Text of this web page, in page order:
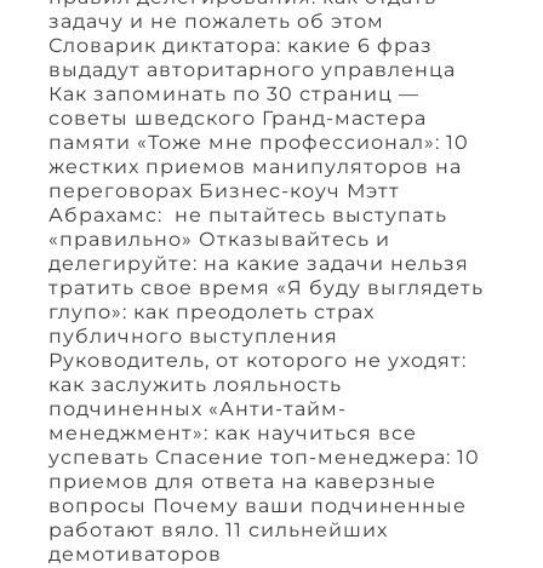
задачу и не пожалеть об этом
Словарик диктатора: какие 6 фраз
выдадут авторитарного управленца
Как запоминать по 30 страниц —
советы шведского Гранд-мастера
памяти «Тоже мне профессионал»: 10
жестких приемов манипуляторов на
переговорах Бизнес-коуч Мэтт
Абрахамс: не пытайтесь выступать
«правильно» Отказывайтесь и
делегируйте: на какие задачи нельзя
тратить свое время «Я буду выглядеть
глупо»: как преодолеть страх
публичного выступления
Руководитель, от которого не уходят:
как заслужить лояльность
подчиненных «Анти-тайм-
менеджмент»: как научиться все
успевать Спасение топ-менеджера: 10
приемов для ответа на каверзные
вопросы Почему ваши подчиненные
работают вяло. 11 сильнейших
демотиваторов